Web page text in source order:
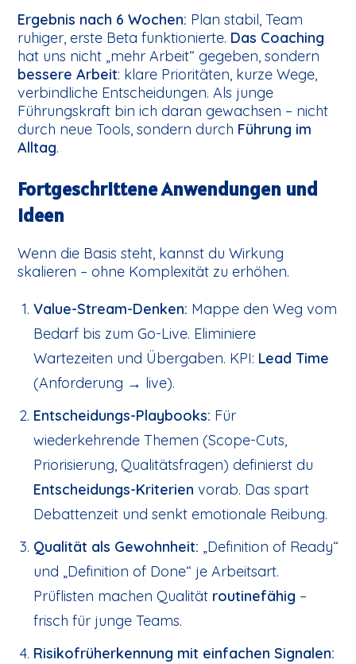
Ergebnis nach 6 Wochen: Plan stabil, Team
ruhiger, erste Beta funktionierte. Das Coaching
hat uns nicht „mehr Arbeit“ gegeben, sondern
bessere Arbeit: klare Prioritäten, kurze Wege,
verbindliche Entscheidungen. Als junge
Führungskraft bin ich daran gewachsen – nicht
durch neue Tools, sondern durch Führung im
Alltag.
Fortgeschrittene Anwendungen und
Ideen
Wenn die Basis steht, kannst du Wirkung
skalieren – ohne Komplexität zu erhöhen.
Value-Stream-Denken: Mappe den Weg vom
Bedarf bis zum Go-Live. Eliminiere
Wartezeiten und Übergaben. KPI: Lead Time
(Anforderung → live).
Entscheidungs-Playbooks: Für
wiederkehrende Themen (Scope-Cuts,
Priorisierung, Qualitätsfragen) definierst du
Entscheidungs-Kriterien vorab. Das spart
Debattenzeit und senkt emotionale Reibung.
Qualität als Gewohnheit: „Definition of Ready“
und „Definition of Done“ je Arbeitsart.
Prüflisten machen Qualität routinefähig –
frisch für junge Teams.
Risikofrüherkennung mit einfachen Signalen: